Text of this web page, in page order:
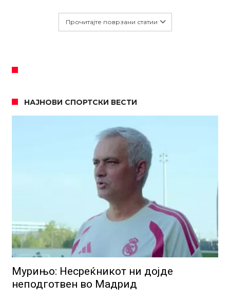
Прочитајте поврзани статии
НАЈНОВИ СПОРТСКИ ВЕСТИ
Мурињо: Несреќникот ни дојде
неподготвен во Мадрид